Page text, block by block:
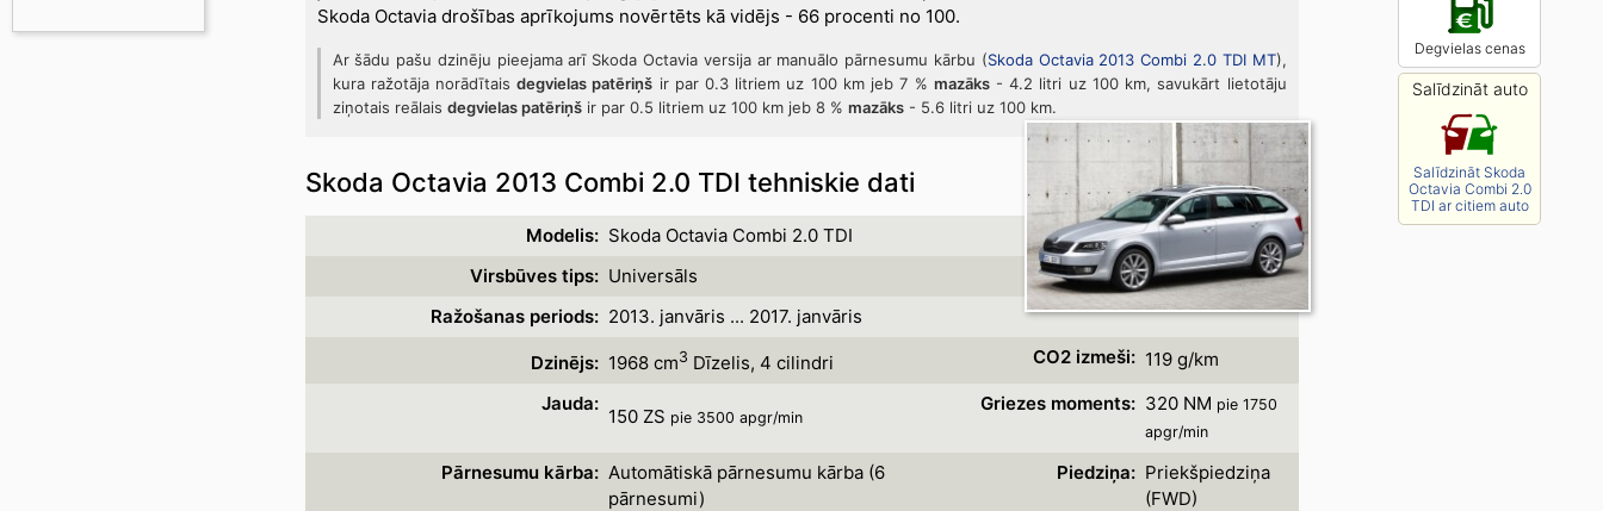
Degvielas cenas
Salīdzināt auto
Salīdzināt Skoda
Octavia Combi 2.0
TDI ar citiem auto
Skoda Octavia drošības aprīkojums novērtēts kā vidējs - 66 procenti no 100.
Ar šādu pašu dzinēju pieejama arī Skoda Octavia versija ar manuālo pārnesumu kārbu (Skoda Octavia 2013 Combi 2.0 TDI MT),
kura ražotāja norādītaisdegvielas patēriņš ir par 0.3 litriem uz 100 km jeb 7 % mazāks- 4.2 litri uz 100 km, savukārt lietotāju
ziņotais reālais degvielas patēriņšir par 0.5 litriem uz 100 km jeb 8 % mazāks- 5.6 litri uz 100 km.
Skoda Octavia 2013 Combi 2.0 TDI tehniskie dati
Modelis: Skoda Octavia Combi 2.0 TDI
Virsbūves tips: Universāls
Ražošanas periods: 2013. janvāris ... 2017. janvāris
Dzinējs: 1968 cm3 Dīzelis, 4 cilindri CO2 izmeši: 119 g/km
Jauda:
150 ZS pie 3500 apgr/min
Griezes moments: 320 NM pie 1750
apgr/min
Pārnesumu kārba: Automātiskā pārnesumu kārba (6
pārnesumi)
Piedziņa: Priekšpiedziņa
(FWD)